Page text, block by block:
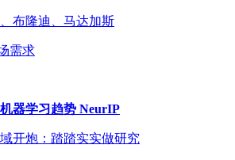
布隆迪、马达加斯
需求
器学习趋势 NeurIP
开炮：踏踏实实做研究